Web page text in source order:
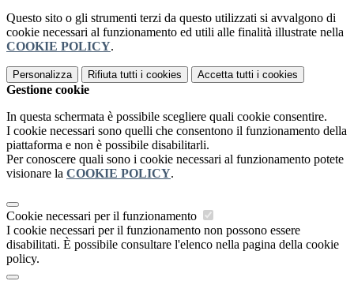
Questo sito o gli strumenti terzi da questo utilizzati si avvalgono di
cookie necessari al funzionamento ed utili alle finalità illustrate nella
COOKIE POLICY.
Personalizza Rifiuta tutti i cookies Accetta tutti i cookies
Gestione cookie
In questa schermata è possibile scegliere quali cookie consentire.
I cookie necessari sono quelli che consentono il funzionamento della
piattaforma e non è possibile disabilitarli.
Per conoscere quali sono i cookie necessari al funzionamento potete
visionare la COOKIE POLICY.
Cookie necessari per il funzionamento
I cookie necessari per il funzionamento non possono essere
disabilitati. È possibile consultare l'elenco nella pagina della cookie
policy.